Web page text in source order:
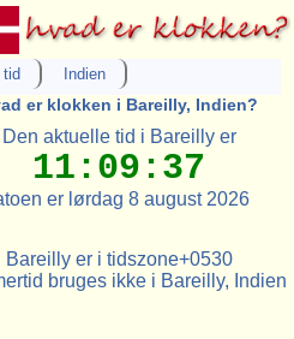
tid Indien
er klokken i Bareilly, Indien?
Den aktuelle tid i Bareilly er
11:09:37
er lørdag 8 august 2026
Bareilly er i tidszone+0530
bruges ikke i Bareilly, Indien